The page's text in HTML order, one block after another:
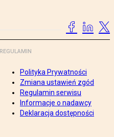
REGULAMIN
Polityka Prywatności
Zmiana ustawień zgód
Regulamin serwisu
Informacje o nadawcy
Deklaracja dostępności